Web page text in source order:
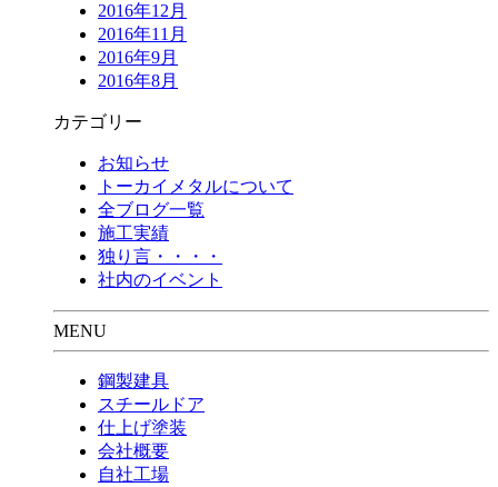
2016年12月
2016年11月
2016年9月
2016年8月
カテゴリー
お知らせ
トーカイメタルについて
全ブログ一覧
施工実績
独り言・・・・
社内のイベント
MENU
鋼製建具
スチールドア
仕上げ塗装
会社概要
自社工場